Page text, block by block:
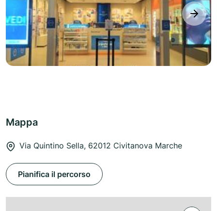
next
Mappa
Via Quintino Sella, 62012 Civitanova Marche
Pianifica il percorso